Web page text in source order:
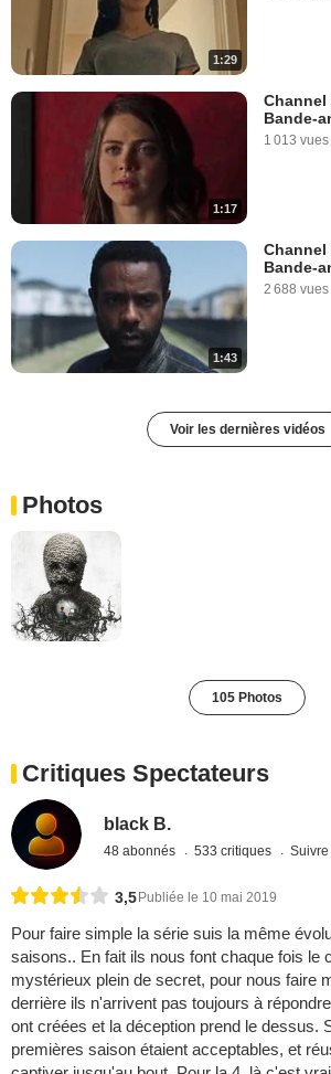
1:29
1:17
Channel
Bande-
1 013 vues
1:43
Channel
Bande-
2 688 vues
Voir les dernières vidéos
Photos
105 Photos
Critiques Spectateurs
black B.
48 abonnés 533 critiques
3,5 Publiée le 10 mai 2019
Pour faire simple la série suis la même
saisons.. En fait ils nous font chaque fois le
mystérieux plein de secret, pour nous faire
derrière ils n'arrivent pas toujours à
ont créées et la déception prend le dessus.
premières saison étaient acceptables, et